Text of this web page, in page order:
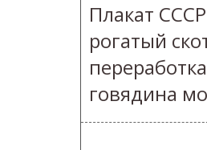
Плакат
рогатый
говядина